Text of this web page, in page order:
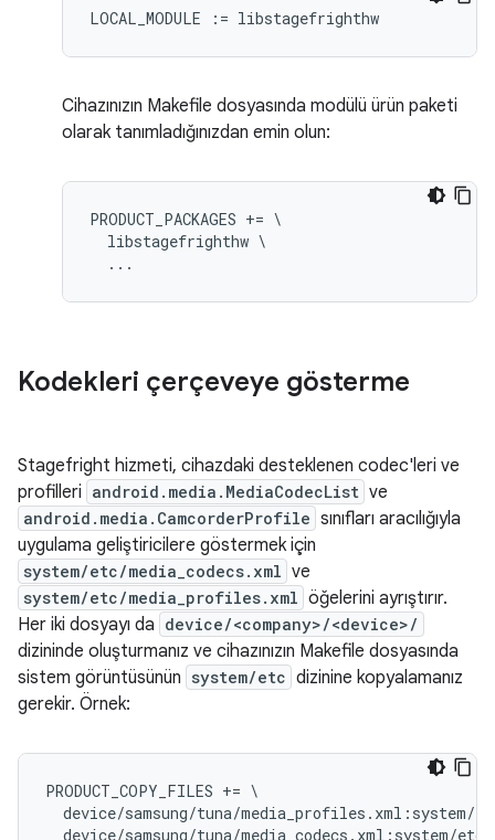
Cihazınızın Makefile dosyasında modülü ürün paketi
olarak tanımladığınızdan emin olun:
PRODUCT_PACKAGES += \
  libstagefrighthw \
Kodekleri çerçeveye gösterme
Stagefright hizmeti, cihazdaki desteklenen codec'leri ve
profilleri android.media.MediaCodecList ve
android.media.CamcorderProfile sınıfları aracılığıyla
uygulama geliştiricilere göstermek için
system/etc/media_codecs.xml ve
system/etc/media_profiles.xml öğelerini ayrıştırır.
Her iki dosyayı da device/<company>/<device>/
dizininde oluşturmanız ve cihazınızın Makefile dosyasında
sistem görüntüsünün system/etc dizinine kopyalamanız
gerekir. Örnek:
PRODUCT_COPY_FILES += \
device/samsung/tuna/media_profiles.xml:system/